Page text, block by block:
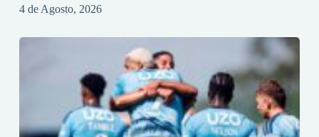
4 de Agosto, 2026